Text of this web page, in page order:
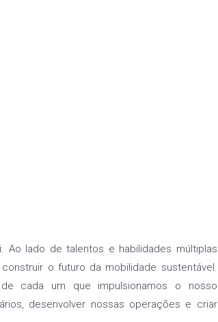
Ao lado de talentos e habilidades múltiplas
o futuro da mobilidade sustentável.
cada um que impulsionamos o nosso
desenvolver nossas operações e criar